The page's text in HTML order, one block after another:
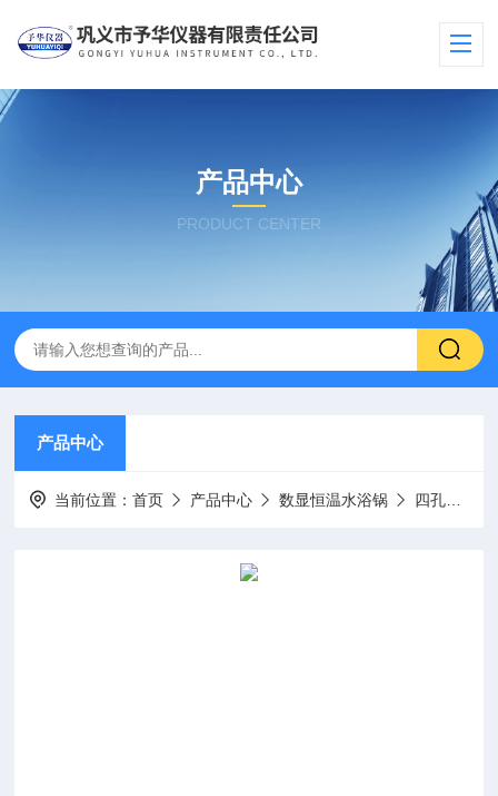
产品中心
PRODUCT CENTER
产品中心
当前位置：首页 产品中心 数显恒温水浴锅 四孔数显恒温水浴锅